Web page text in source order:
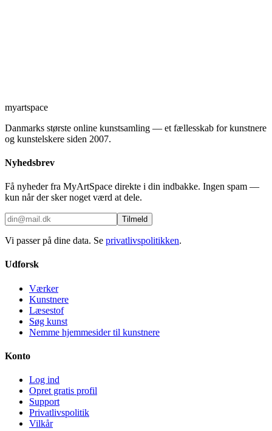
myartspace
Danmarks største online kunstsamling — et fællesskab for kunstnere
og kunstelskere siden 2007.
Nyhedsbrev
Få nyheder fra MyArtSpace direkte i din indbakke. Ingen spam —
kun når der sker noget værd at dele.
Tilmeld
Vi passer på dine data. Se privatlivspolitikken.
Udforsk
Værker
Kunstnere
Læsestof
Søg kunst
Nemme hjemmesider til kunstnere
Konto
Log ind
Opret gratis profil
Support
Privatlivspolitik
Vilkår